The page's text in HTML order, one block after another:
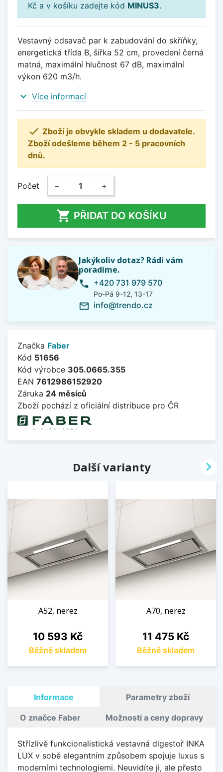
Kč a v košíku zadejte kód MINUS3.
Vestavný odsavač par k zabudování do skříňky,
energetická třída B, šířka 52 cm, provedení černá
matná, maximální hlučnost 67 dB, maximální
výkon 620 m3/h.
expand_more Více informací
 Zboží je obvykle skladem u dodavatele.
Zboží odešleme během 2 - 5 pracovních
dnů.
Počet − +
 PŘIDAT DO KOŠÍKU
Jakýkoliv dotaz? Rádi vám
poradíme.
phone +420 731 979 570
Po-Pá 9-12, 13-17
mail_outline info@trendo.cz
Značka Faber
Kód 51656
Kód výrobce 305.0665.355
EAN 7612986152920
Záruka 24 měsíců
Zboží pochází z oficiální distribuce pro ČR
Další varianty
A52, nerez
Cena
10 593 Kč
Běžně skladem
A70, nerez
Cena
11 475 Kč
Běžně skladem

Informace Parametry zboží
O značce Faber Možnosti a ceny dopravy
Střízlivě funkcionalistická vestavná digestoř INKA
LUX v sobě elegantním způsobem spojuje luxus s
moderními technologiemi. Neuvidíte ji, ale přesto